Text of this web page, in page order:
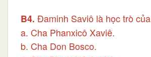
B4. Đaminh Saviô là học trò
a. Cha Phanxicô Xaviê.
b. Cha Don Bosco.